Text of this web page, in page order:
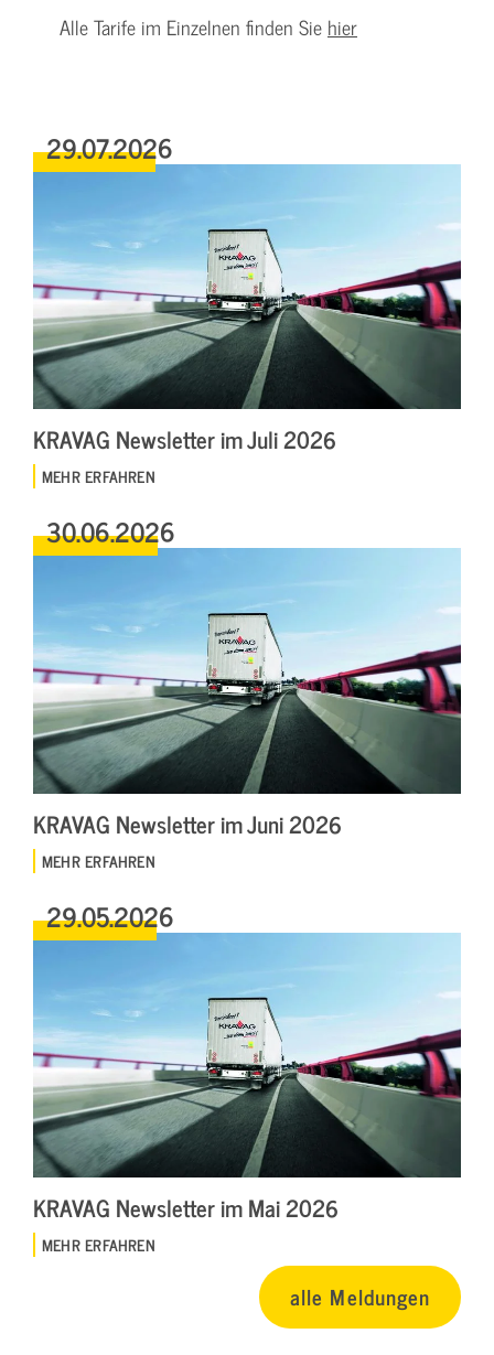
Alle Tarife im Einzelnen finden Sie hier
29.07.2026
KRAVAG Newsletter im Juli 2026
MEHR ERFAHREN
30.06.2026
KRAVAG Newsletter im Juni 2026
MEHR ERFAHREN
29.05.2026
KRAVAG Newsletter im Mai 2026
MEHR ERFAHREN
alle Meldungen